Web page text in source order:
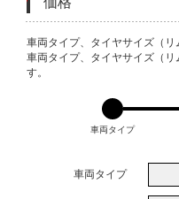
VARIATIONS
車両タイプ、タイヤサイズ（リ
車両タイプ、タイヤサイズ（
す。
車両タイプ
車両タイプ